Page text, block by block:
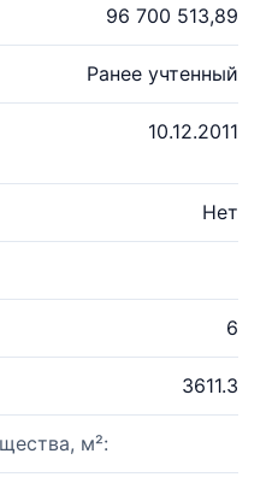
96 700 513,89
Ранее учтенный
10.12.2011
Нет
6
3611.3
м²: